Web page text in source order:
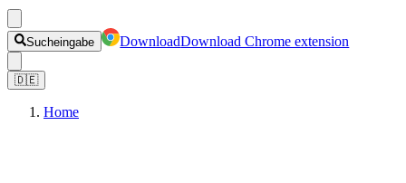
Sucheingabe DownloadDownload Chrome extension
🇩🇪
Home